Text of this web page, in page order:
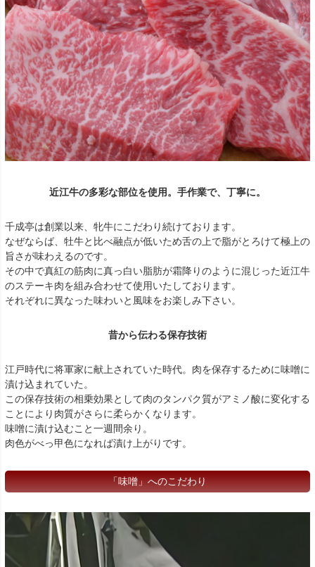
近江牛の多彩な部位を使用。手作業で、丁寧に。
千成亭は創業以来、牝牛にこだわり続けております。
なぜならば、牡牛と比べ融点が低いため舌の上で脂がとろけて極上の
旨さが味わえるのです。
その中で真紅の筋肉に真っ白い脂肪が霜降りのように混じった近江牛
のステーキ肉を組み合わせて使用いたしております。
それぞれに異なった味わいと風味をお楽しみ下さい。
昔から伝わる保存技術
江戸時代に将軍家に献上されていた時代。肉を保存するために味噌に
漬け込まれていた。
この保存技術の相乗効果として肉のタンパク質がアミノ酸に変化する
ことにより肉質がさらに柔らかくなります。
味噌に漬け込むこと一週間余り。
肉色がべっ甲色になれば漬け上がりです。
「味噌」へのこだわり